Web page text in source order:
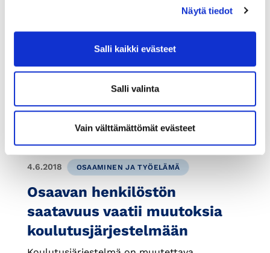
Näytä tiedot
Salli kaikki evästeet
Salli valinta
Vain välttämättömät evästeet
4.6.2018 OSAAMINEN JA TYÖELÄMÄ
Osaavan henkilöstön
saatavuus vaatii muutoksia
koulutusjärjestelmään